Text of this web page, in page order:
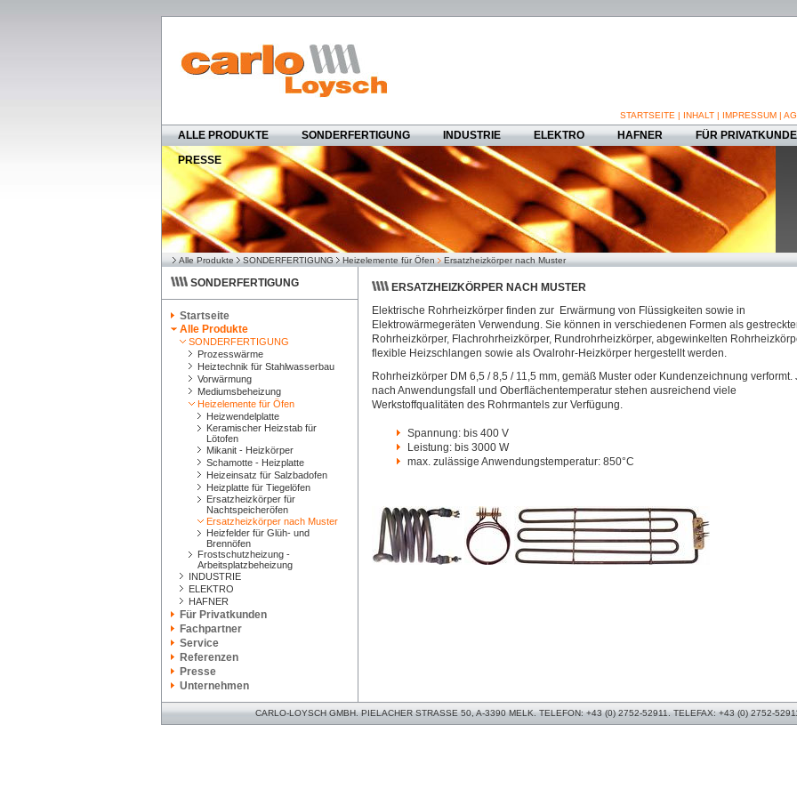
STARTSEITE | INHALT | IMPRESSUM |
ALLE PRODUKTE SONDERFERTIGUNG INDUSTRIE ELEKTRO HAFNER FÜR
PRESSE
Alle Produkte SONDERFERTIGUNG Heizelemente für Öfen Ersatzheizkörper nach Muster
SONDERFERTIGUNG
Startseite
Alle Produkte
SONDERFERTIGUNG
Prozesswärme
Heiztechnik für Stahlwasserbau
Vorwärmung
Mediumsbeheizung
Heizelemente für Öfen
Heizwendelplatte
Keramischer Heizstab für
Lötofen
Mikanit - Heizkörper
Schamotte - Heizplatte
Heizeinsatz für Salzbadofen
Heizplatte für Tiegelöfen
Ersatzheizkörper für
Nachtspeicheröfen
Ersatzheizkörper nach Muster
Heizfelder für Glüh- und
Brennöfen
Frostschutzheizung -
Arbeitsplatzbeheizung
INDUSTRIE
ELEKTRO
HAFNER
Für Privatkunden
Fachpartner
Service
Referenzen
Presse
Unternehmen
ERSATZHEIZKÖRPER NACH MUSTER
Elektrische Rohrheizkörper finden zur Erwärmung von Flüssigkeiten sowie in
Elektrowärmegeräten Verwendung. Sie können in verschiedenen Formen als
Rohrheizkörper, Flachrohrheizkörper, Rundrohrheizkörper, abgewinkelten
flexible Heizschlangen sowie als Ovalrohr-Heizkörper hergestellt werden.
Rohrheizkörper DM 6,5 / 8,5 / 11,5 mm, gemäß Muster oder Kundenzeichnung verformt.
nach Anwendungsfall und Oberflächentemperatur stehen ausreichend viele
Werkstoffqualitäten des Rohrmantels zur Verfügung.
Spannung: bis 400 V
Leistung: bis 3000 W
max. zulässige Anwendungstemperatur: 850°C
CARLO-LOYSCH GMBH. PIELACHER STRASSE 50, A-3390 MELK. TELEFON: +43 (0) 2752-52911. TELEFAX: +43 (0) 2752-